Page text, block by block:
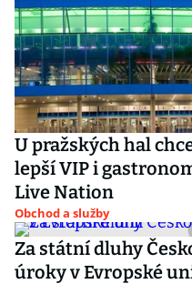
U pražských hal
lepší VIP i
Live Nation
Obchod a služby
Za státní dluhy
úroky v Evropské